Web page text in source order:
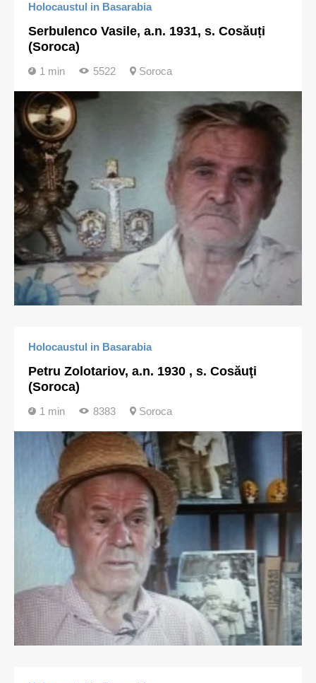
Holocaustul in Basarabia
Serbulenco Vasile, a.n. 1931, s. Cosăuți
(Soroca)
1 min 5522 Soroca
Holocaustul in Basarabia
Petru Zolotariov, a.n. 1930 , s. Cosăuţi
(Soroca)
1 min 8383 Soroca